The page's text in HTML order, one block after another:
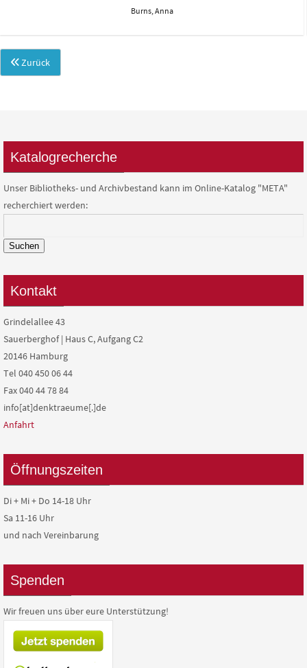
Burns, Anna
Zurück
Katalogrecherche
Unser Bibliotheks- und Archivbestand kann im Online-Katalog "META"
recherchiert werden:
Suchen
Kontakt
Grindelallee 43
Sauerberghof | Haus C, Aufgang C2
20146 Hamburg
Tel 040 450 06 44
Fax 040 44 78 84
info[at]denktraeume[.]de
Anfahrt
Öffnungszeiten
Di + Mi + Do 14-18 Uhr
Sa 11-16 Uhr
und nach Vereinbarung
Spenden
Wir freuen uns über eure Unterstützung!